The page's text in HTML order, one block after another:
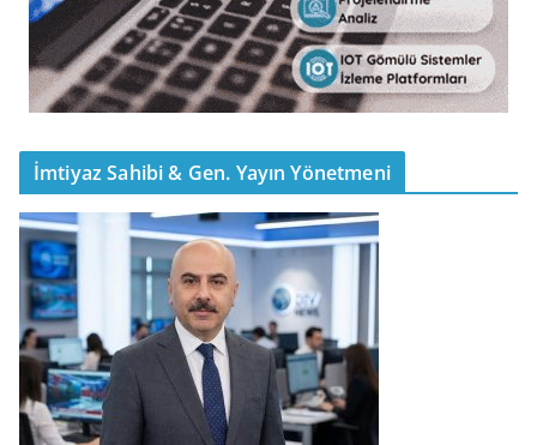
İmtiyaz Sahibi & Gen. Yayın Yönetmeni